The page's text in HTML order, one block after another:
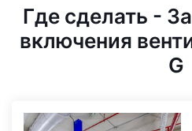
Где сделать -
включения
G